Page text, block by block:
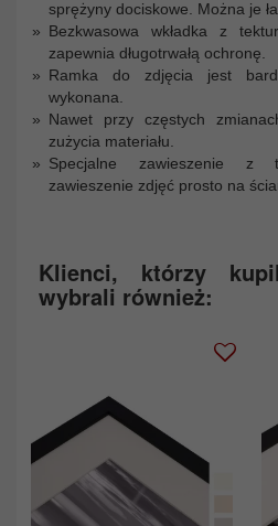
sprężyny dociskowe. Można je
Bezkwasowa wkładka z
zapewnia długotrwałą ochronę.
Ramka do zdjęcia jest
wykonana.
Nawet przy częstych
zużycia materiału.
Specjalne zawieszenie z
zawieszenie zdjęć prosto na
Klienci, którzy
wybrali również: